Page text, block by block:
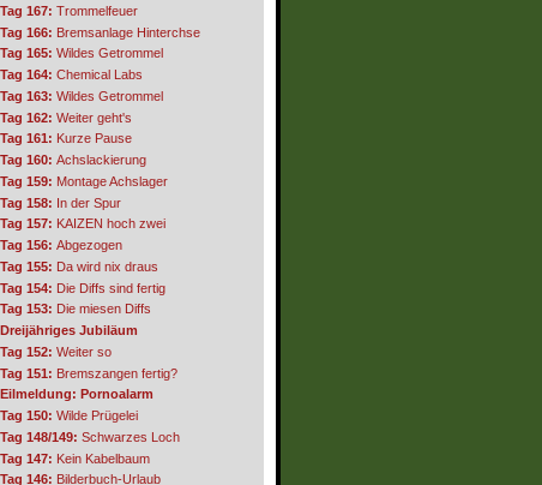
Tag 167: Trommelfeuer
Tag 166: Bremsanlage Hinterchse
Tag 165: Wildes Getrommel
Tag 164: Chemical Labs
Tag 163: Wildes Getrommel
Tag 162: Weiter geht's
Tag 161: Kurze Pause
Tag 160: Achslackierung
Tag 159: Montage Achslager
Tag 158: In der Spur
Tag 157: KAIZEN hoch zwei
Tag 156: Abgezogen
Tag 155: Da wird nix draus
Tag 154: Die Diffs sind fertig
Tag 153: Die miesen Diffs
Dreijähriges Jubiläum
Tag 152: Weiter so
Tag 151: Bremszangen fertig?
Eilmeldung: Pornoalarm
Tag 150: Wilde Prügelei
Tag 148/149: Schwarzes Loch
Tag 147: Kein Kabelbaum
Tag 146: Bilderbuch-Urlaub